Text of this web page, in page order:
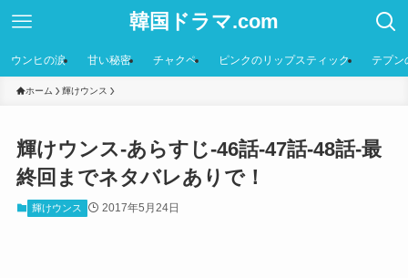
韓国ドラマ.com
ウンヒの涙 甘い秘密 チャクペ ピンクのリップスティック テプン
ホーム 輝けウンス
輝けウンス-あらすじ-46話-47話-48話-最
終回までネタバレありで！
輝けウンス 2017年5月24日